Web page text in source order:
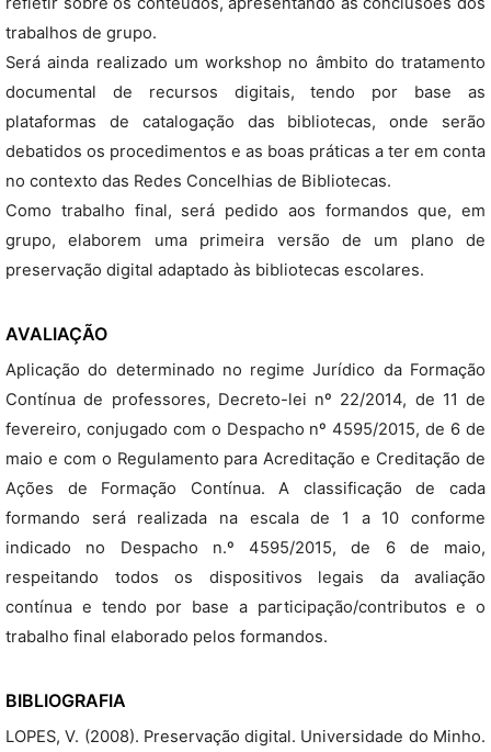
trabalhos de grupo.
Será ainda realizado um workshop no âmbito do tratamento
documental de recursos digitais, tendo por base as
plataformas de catalogação das bibliotecas, onde serão
debatidos os procedimentos e as boas práticas a ter em conta
no contexto das Redes Concelhias de Bibliotecas.
Como trabalho final, será pedido aos formandos que, em
grupo, elaborem uma primeira versão de um plano de
preservação digital adaptado às bibliotecas escolares.
AVALIAÇÃO
Aplicação do determinado no regime Jurídico da Formação
Contínua de professores, Decreto-lei nº 22/2014, de 11 de
fevereiro, conjugado com o Despacho nº 4595/2015, de 6 de
maio e com o Regulamento para Acreditação e Creditação de
Ações de Formação Contínua. A classificação de cada
formando será realizada na escala de 1 a 10 conforme
indicado no Despacho n.º 4595/2015, de 6 de maio,
respeitando todos os dispositivos legais da avaliação
contínua e tendo por base a participação/contributos e o
trabalho final elaborado pelos formandos.
BIBLIOGRAFIA
LOPES, V. (2008). Preservação digital. Universidade do Minho.